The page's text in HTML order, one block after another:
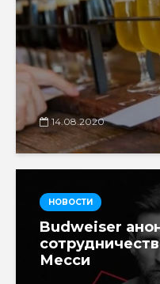
14.08.2020
НОВОСТИ
Budweiser
Месси